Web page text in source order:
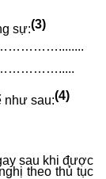
sự:(3)
như sau:(4)
sau khi được
theo thủ tục